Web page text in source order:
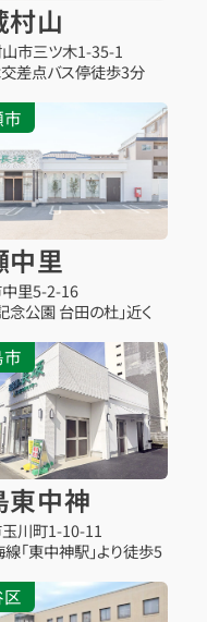
村山
市三ツ木1-35-1
差点バス停徒歩3分
中里
里5-2-16
念公園 台田の杜」近く
東中神
川町1-10-11
「東中神駅」より徒歩5